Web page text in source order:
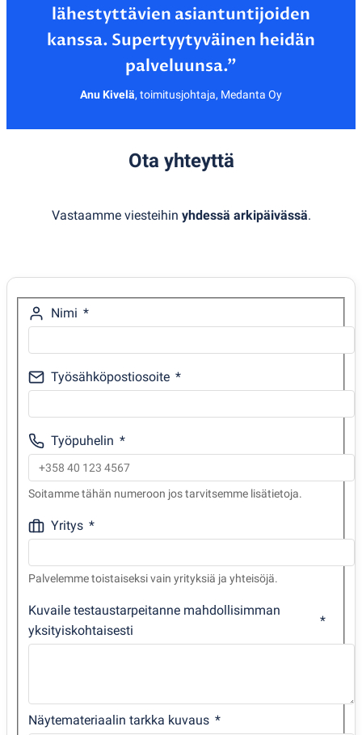
lähestyttävien asiantuntijoiden
kanssa. Supertyytyväinen heidän
Anu Kivelä, toimitusjohtaja, Medanta Oy
Ota yhteyttä
Vastaamme viesteihin yhdessä arkipäivässä.
Nimi
Työsähköpostiosoite
Työpuhelin
Soitamme tähän numeroon jos tarvitsemme lisätietoja.
Yritys
Palvelemme toistaiseksi vain yrityksiä ja yhteisöjä.
Kuvaile testaustarpeitanne mahdollisimman
yksityiskohtaisesti
Näytemateriaalin tarkka kuvaus